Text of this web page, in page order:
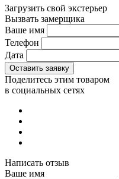
Загрузить свой экстерьер
Вызвать замерщика
Ваше имя
Телефон
Дата
Поделитесь этим товаром
в социальных сетях
Написать отзыв
Ваше имя